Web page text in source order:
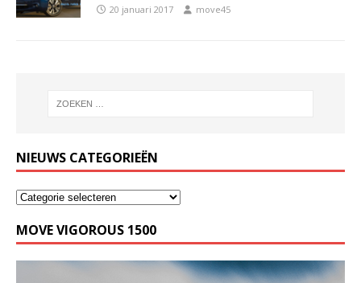
20 januari 2017 move45
NIEUWS CATEGORIEËN
MOVE VIGOROUS 1500